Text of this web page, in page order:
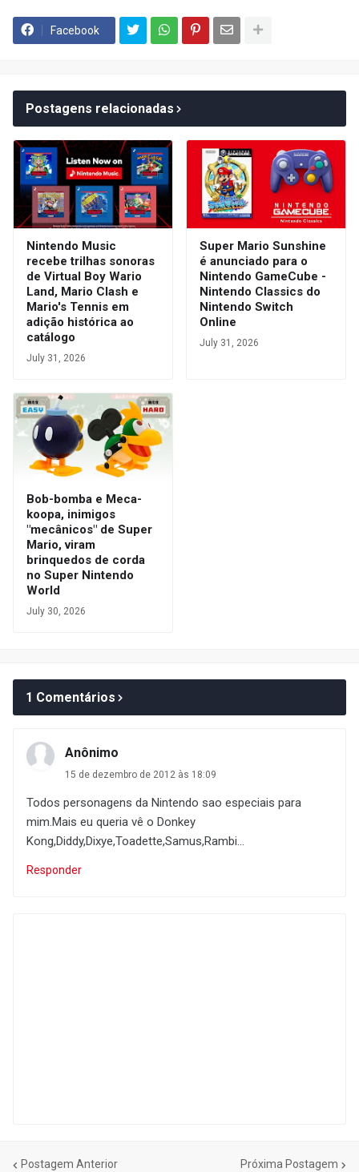
Facebook
Postagens relacionadas
Nintendo Music
recebe trilhas sonoras
de Virtual Boy Wario
Land, Mario Clash e
Mario's Tennis em
adição histórica ao
catálogo
July 31, 2026
Super Mario Sunshine
é anunciado para o
Nintendo GameCube -
Nintendo Classics do
Nintendo Switch
Online
July 31, 2026
Bob-bomba e Meca-
koopa, inimigos
"mecânicos" de Super
Mario, viram
brinquedos de corda
no Super Nintendo
World
July 30, 2026
1 Comentários
Anônimo
15 de dezembro de 2012 às 18:09
Todos personagens da Nintendo sao especiais para
mim.Mais eu queria vê o Donkey
Kong,Diddy,Dixye,Toadette,Samus,Rambi...
Responder
Postagem Anterior Próxima Postagem